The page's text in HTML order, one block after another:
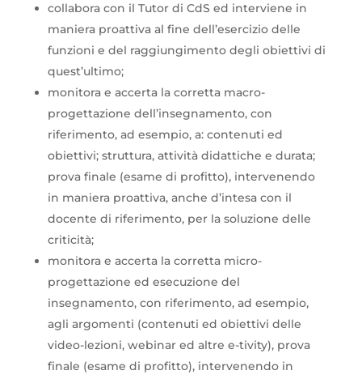
collabora con il Tutor di CdS ed interviene in
maniera proattiva al fine dell’esercizio delle
funzioni e del raggiungimento degli obiettivi di
quest’ultimo;
monitora e accerta la corretta macro-
progettazione dell’insegnamento, con
riferimento, ad esempio, a: contenuti ed
obiettivi; struttura, attività didattiche e durata;
prova finale (esame di profitto), intervenendo
in maniera proattiva, anche d’intesa con il
docente di riferimento, per la soluzione delle
criticità;
monitora e accerta la corretta micro-
progettazione ed esecuzione del
insegnamento, con riferimento, ad esempio,
agli argomenti (contenuti ed obiettivi delle
video-lezioni, webinar ed altre e-tivity), prova
finale (esame di profitto), intervenendo in